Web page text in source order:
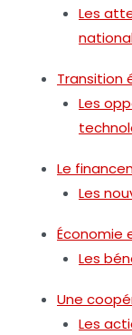
Les
Transition
Les
Le
Les
Économie
Les
Une
Les